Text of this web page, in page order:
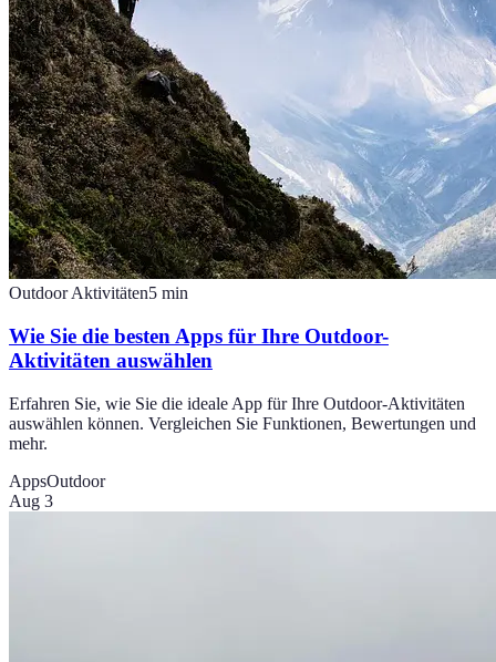
Outdoor Aktivitäten5 min
Wie Sie die besten Apps für Ihre Outdoor-
Aktivitäten auswählen
Erfahren Sie, wie Sie die ideale App für Ihre Outdoor-Aktivitäten
auswählen können. Vergleichen Sie Funktionen, Bewertungen und
mehr.
AppsOutdoor
Aug 3